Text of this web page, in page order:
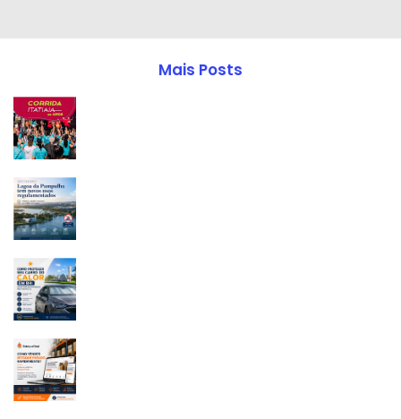
Mais Posts